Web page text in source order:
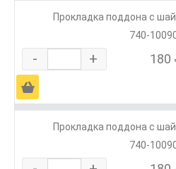
Прокладка поддона с
740-
- + 180
Ä
Прокладка поддона с
740-